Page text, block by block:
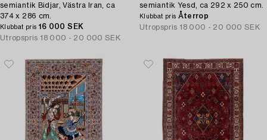
semiantik Bidjar, Västra Iran, ca
374 x 286 cm.
Klubbat pris 16 000 SEK
Utropspris 18 000 - 20 000 SEK
semiantik Yesd, ca 292 x 250 cm.
Klubbat pris Återrop
Utropspris 18 000 - 20 000 SEK